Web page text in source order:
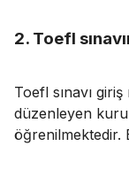
2. Toefl
Toefl sınavı
düzenleyen
öğrenilmektedir.